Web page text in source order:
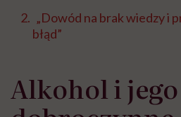
„Dowód na brak wiedzy i
błąd”
Alkohol i jego